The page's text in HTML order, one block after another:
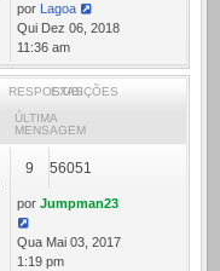
por
Lagoa
Qui Dez 06, 2018
11:36 am
RESPOSTASEXIBIÇÕES
ÚLTIMA
MENSAGEM
9 56051
por Jumpman23
Qua Mai 03, 2017
1:19 pm